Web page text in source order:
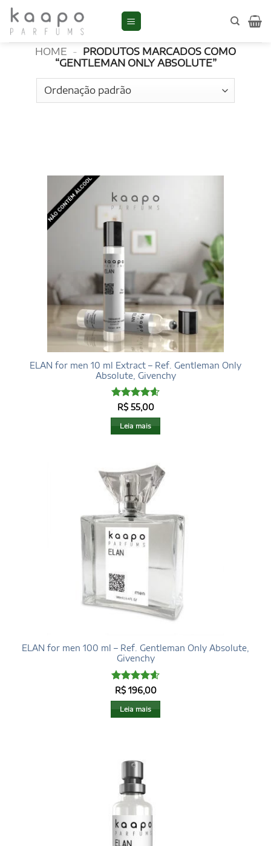
Skip
content Gentleman Only Absolute
HOME - PRODUTOS MARCADOS COMO
“GENTLEMAN ONLY ABSOLUTE”
ELAN for men 10 ml Extract – Ref. Gentleman Only
Absolute, Givenchy
Avaliação
4.6de 5
R$55,00
Leia mais
ELAN for men 100 ml – Ref. Gentleman Only Absolute,
Givenchy
Avaliação
4.6de 5
R$196,00
Leia mais